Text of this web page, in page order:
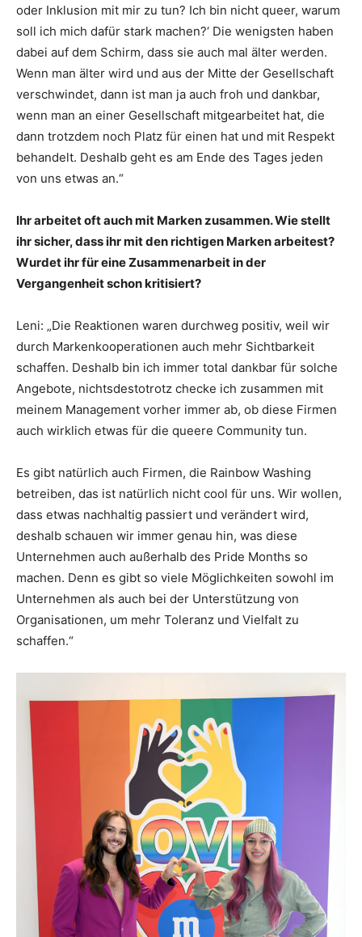
oder Inklusion mit mir zu tun? Ich bin nicht queer, warum
soll ich mich dafür stark machen?‘ Die wenigsten haben
dabei auf dem Schirm, dass sie auch mal älter werden.
Wenn man älter wird und aus der Mitte der Gesellschaft
verschwindet, dann ist man ja auch froh und dankbar,
wenn man an einer Gesellschaft mitgearbeitet hat, die
dann trotzdem noch Platz für einen hat und mit Respekt
behandelt. Deshalb geht es am Ende des Tages jeden
von uns etwas an.“
Ihr arbeitet oft auch mit Marken zusammen. Wie stellt
ihr sicher, dass ihr mit den richtigen Marken arbeitest?
Wurdet ihr für eine Zusammenarbeit in der
Vergangenheit schon kritisiert?
Leni: „Die Reaktionen waren durchweg positiv, weil wir
durch Markenkooperationen auch mehr Sichtbarkeit
schaffen. Deshalb bin ich immer total dankbar für solche
Angebote, nichtsdestotrotz checke ich zusammen mit
meinem Management vorher immer ab, ob diese Firmen
auch wirklich etwas für die queere Community tun.
Es gibt natürlich auch Firmen, die Rainbow Washing
betreiben, das ist natürlich nicht cool für uns. Wir wollen,
dass etwas nachhaltig passiert und verändert wird,
deshalb schauen wir immer genau hin, was diese
Unternehmen auch außerhalb des Pride Months so
machen. Denn es gibt so viele Möglichkeiten sowohl im
Unternehmen als auch bei der Unterstützung von
Organisationen, um mehr Toleranz und Vielfalt zu
schaffen.“